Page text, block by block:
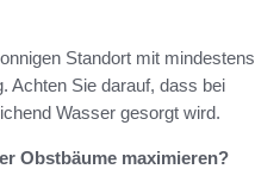
Standort mit mindestens
Achten Sie darauf, dass bei
Wasser gesorgt wird.
Obstbäume maximieren?